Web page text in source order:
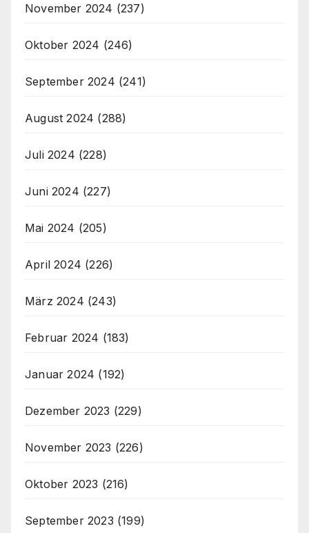
November 2024 (237)
Oktober 2024 (246)
September 2024 (241)
August 2024 (288)
Juli 2024 (228)
Juni 2024 (227)
Mai 2024 (205)
April 2024 (226)
März 2024 (243)
Februar 2024 (183)
Januar 2024 (192)
Dezember 2023 (229)
November 2023 (226)
Oktober 2023 (216)
September 2023 (199)